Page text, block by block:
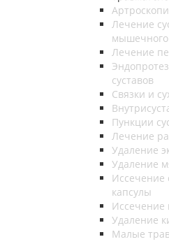
Лечение
Лечение
суставов
Связки и
Пункции
Лечение
Удаление
Удаление
Иссечение
капсулы
Удаление
Малые